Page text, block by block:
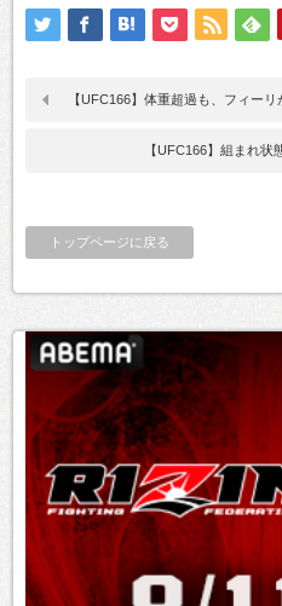
【UFC166】体重超過も、フィー
【UFC166】組まれ
トップページに戻る